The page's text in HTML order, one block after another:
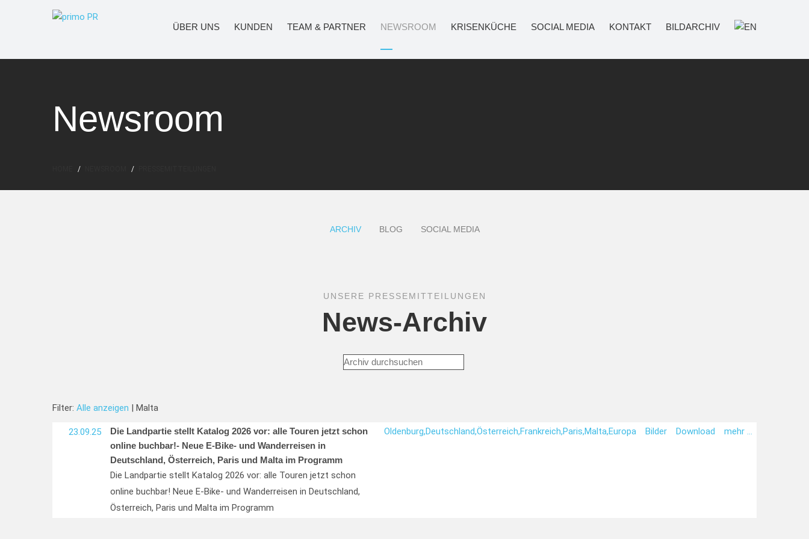
ÜBER UNS KUNDEN TEAM & PARTNER NEWSROOM KRISENKÜCHE SOCIAL MEDIA KONTAKT BILDARCHIV
Newsroom
ARCHIV BLOG SOCIAL MEDIA
UNSERE PRESSEMITTEILUNGEN
News-Archiv
Filter: Alle anzeigen | Malta
23.09.25
Die Landpartie stellt Katalog 2026 vor: alle Touren jetzt schon
online buchbar!- Neue E-Bike- und Wanderreisen in
Deutschland, Österreich, Paris und Malta im Programm
Die Landpartie stellt Katalog 2026 vor: alle Touren jetzt schon
online buchbar! Neue E-Bike- und Wanderreisen in Deutschland,
Österreich, Paris und Malta im Programm
Oldenburg,Deutschland,Österreich,Frankreich,Paris,Malta,Europa Bilder Download mehr …